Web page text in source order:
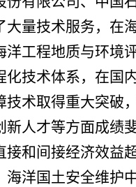
量技术服务，在
工程地质与环境
技术体系，在国
术取得重大突破
人才等方面成绩
和间接经济效益
洋国土安全维护